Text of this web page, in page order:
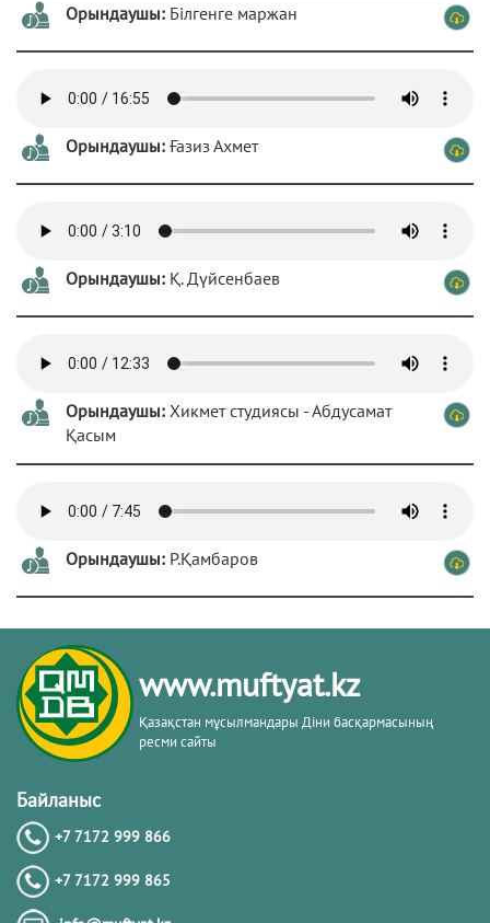
Орындаушы: Білгенге маржан
Орындаушы: Ғазиз Ахмет
Орындаушы: Қ. Дүйсенбаев
Орындаушы: Хикмет студиясы - Абдусамат
Қасым
Орындаушы: Р.Қамбаров
www.muftyat.kz
Қазақстан мұсылмандары Діни басқармасының
ресми сайты
Байланыс
+7 7172 999 866
+7 7172 999 865